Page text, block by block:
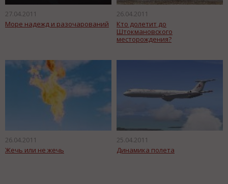
27.04.2011
Море надежд и разочарований
26.04.2011
Кто долетит до
Штокмановского
месторождения?
26.04.2011
Жечь или не жечь
25.04.2011
Динамика полета